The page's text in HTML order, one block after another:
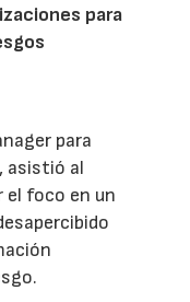
para
para
, asistió al
el foco en un